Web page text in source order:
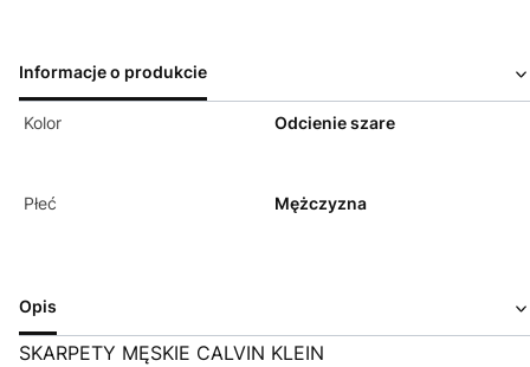
Informacje o produkcie
Kolor Odcienie szare
Płeć Mężczyzna
Opis
SKARPETY MĘSKIE CALVIN KLEIN